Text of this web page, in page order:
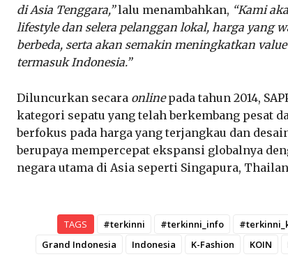
di Asia Tenggara,”lalu menambahkan, “Kami
lifestyle dan selera pelanggan lokal, harga yang
berbeda, serta akan semakin meningkatkan
termasuk Indonesia.”
Diluncurkan secara onlinepada tahun 2014,
kategori sepatu yang telah berkembang pesat
berfokus pada harga yang terjangkau dan
berupaya mempercepat ekspansi globalnya
negara utama di Asia seperti Singapura,
TAGS #terkinni #terkinni_info
Grand Indonesia
Indonesia K-Fashion KOIN